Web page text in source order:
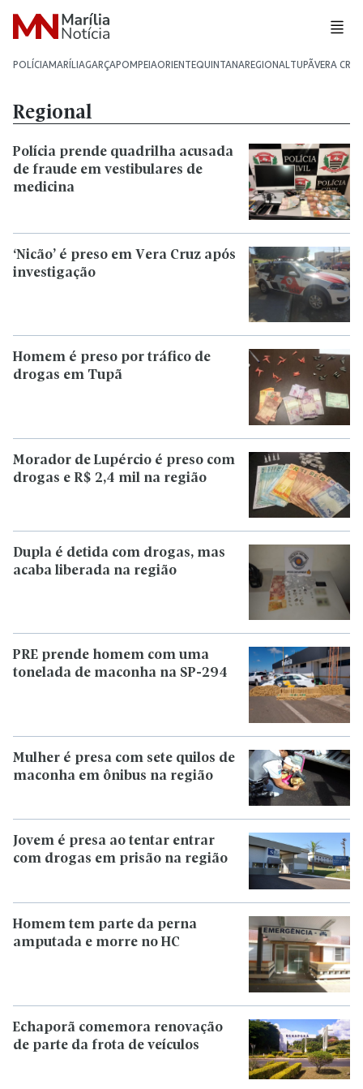
POLÍCIAMARÍLIAGARÇAPOMPEIAORIENTEQUINTANAREGIONALTUPÃVERA CRUZ
Regional
Polícia prende quadrilha acusada
de fraude em vestibulares de
medicina
‘Nicão’ é preso em Vera Cruz após
investigação
Homem é preso por tráfico de
drogas em Tupã
Morador de Lupércio é preso com
drogas e R$ 2,4 mil na região
Dupla é detida com drogas, mas
acaba liberada na região
PRE prende homem com uma
tonelada de maconha na SP-294
Mulher é presa com sete quilos de
maconha em ônibus na região
Jovem é presa ao tentar entrar
com drogas em prisão na região
Homem tem parte da perna
amputada e morre no HC
Echaporã comemora renovação
de parte da frota de veículos